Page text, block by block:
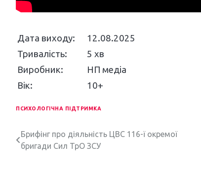
Дата виходу:
12.08.2025
Тривалість:
5 хв
Виробник:
НП медіа
Вік:
10+
ПСИХОЛОГІЧНА ПІДТРИМКА
НБрифінг про діяльність ЦВС 116-ї окремої
бригади Сил ТрО ЗСУ